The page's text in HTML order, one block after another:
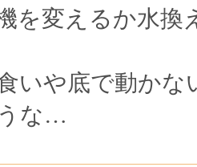
を変えるか水換
いや底で動かな
な…